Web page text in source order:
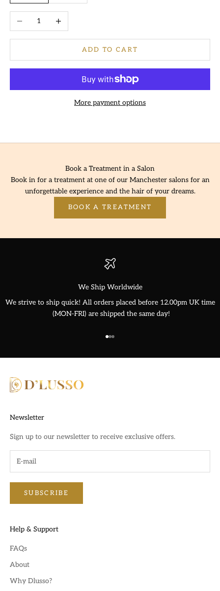
Decrease quantityIncrease quantity
ADD TO CART
More payment options
Book a Treatment in a Salon
Book in for a treatment at one of our Manchester salons for an
unforgettable experience and the hair of your dreams.
BOOK A TREATMENT
We Ship Worldwide
We strive to ship quick! All orders placed before 12.00pm UK time
(MON-FRI) are shipped the same day!
Go to item 1
Go to item 2
Go to item 3
Newsletter
Sign up to our newsletter to receive exclusive offers.
SUBSCRIBE
Help & Support
FAQs
About
Why Dlusso?